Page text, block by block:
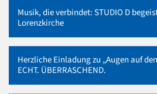
Musik, die verbindet: STUDIO D
Lorenzkirche
Herzliche Einladung zu „Augen auf
ECHT. ÜBERRASCHEND.